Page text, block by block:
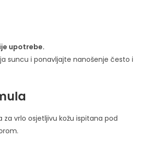
upotrebe.
suncu i ponavljajte nanošenje često i
vrlo osjetljivu kožu ispitana pod